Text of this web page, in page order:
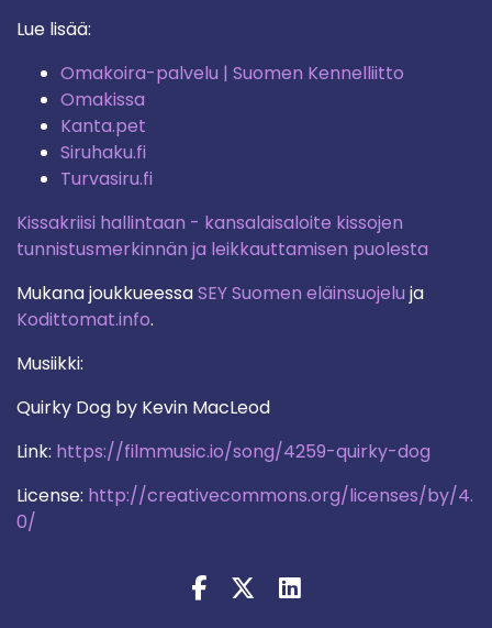
Lue lisää:
Omakoira-palvelu | Suomen Kennelliitto
Omakissa
Kanta.pet
Siruhaku.fi
Turvasiru.fi
Kissakriisi hallintaan - kansalaisaloite kissojen
tunnistusmerkinnän ja leikkauttamisen puolesta
Mukana joukkueessaSEY Suomen eläinsuojelu ja
Kodittomat.info.
Musiikki:
Quirky Dog by Kevin MacLeod
Link: https://filmmusic.io/song/4259-quirky-dog
License: http://creativecommons.org/licenses/by/4.
0/